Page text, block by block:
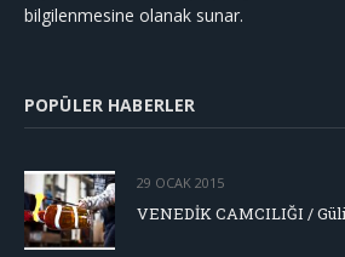
bilgilenmesine olanak sunar.
POPÜLER HABERLER
29 OCAK 2015
VENEDİK CAMCILIĞI /